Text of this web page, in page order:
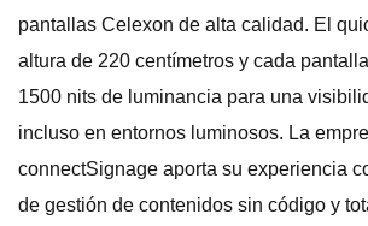
pantallas Celexon de alta calidad. El
altura de 220 centímetros y cada
1500 nits de luminancia para una
incluso en entornos luminosos. La
connectSignage aporta su experiencia
de gestión de contenidos sin código y